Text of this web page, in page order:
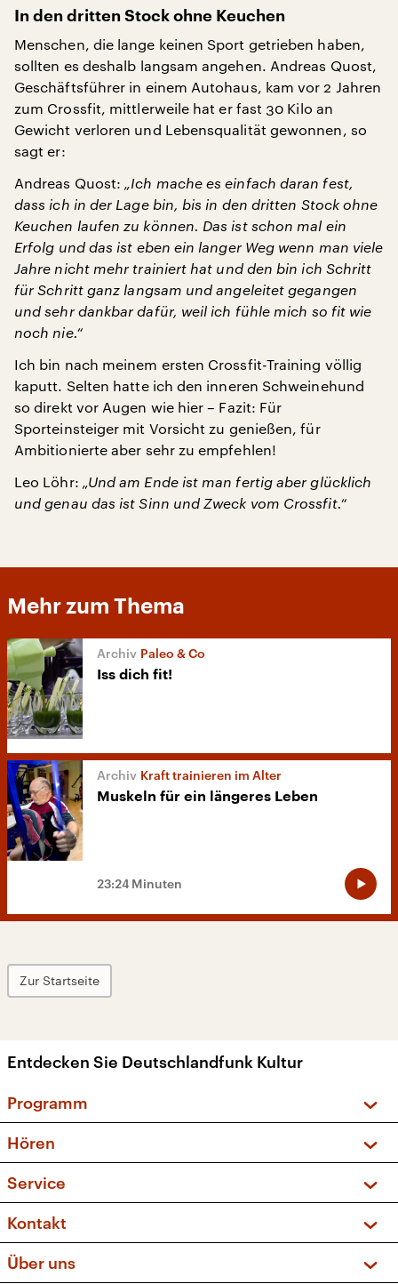
In den dritten Stock ohne Keuchen
Menschen, die lange keinen Sport getrieben haben,
sollten es deshalb langsam angehen. Andreas Quost,
Geschäftsführer in einem Autohaus, kam vor 2 Jahren
zum Crossfit, mittlerweile hat er fast 30 Kilo an
Gewicht verloren und Lebensqualität gewonnen, so
sagt er:
Andreas Quost: „Ich mache es einfach daran fest,
dass ich in der Lage bin, bis in den dritten Stock ohne
Keuchen laufen zu können. Das ist schon mal ein
Erfolg und das ist eben ein langer Weg wenn man viele
Jahre nicht mehr trainiert hat und den bin ich Schritt
für Schritt ganz langsam und angeleitet gegangen
und sehr dankbar dafür, weil ich fühle mich so fit wie
noch nie.“
Ich bin nach meinem ersten Crossfit-Training völlig
kaputt. Selten hatte ich den inneren Schweinehund
so direkt vor Augen wie hier – Fazit: Für
Sporteinsteiger mit Vorsicht zu genießen, für
Ambitionierte aber sehr zu empfehlen!
Leo Löhr: „Und am Ende ist man fertig aber glücklich
und genau das ist Sinn und Zweck vom Crossfit.“
Mehr zum Thema
Paleo & Co
Iss dich fit!
Kraft trainieren im Alter
Muskeln für ein längeres Leben
23:24 Minuten
Zur Startseite
Entdecken Sie Deutschlandfunk Kultur
Programm
Sendungen und Podcasts
Musikliste
Kakadu – Das Kinderprogramm
Hören
Frequenzen (UKW + DAB+)
Service
FAQ
Apps
Newsletter
Kontakt
Über uns